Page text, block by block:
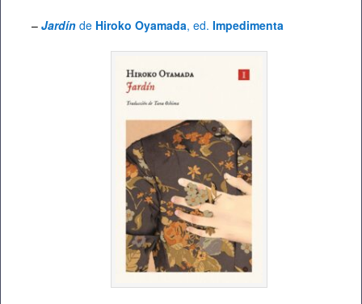
– Jardín de Hiroko Oyamada, ed. Impedimenta